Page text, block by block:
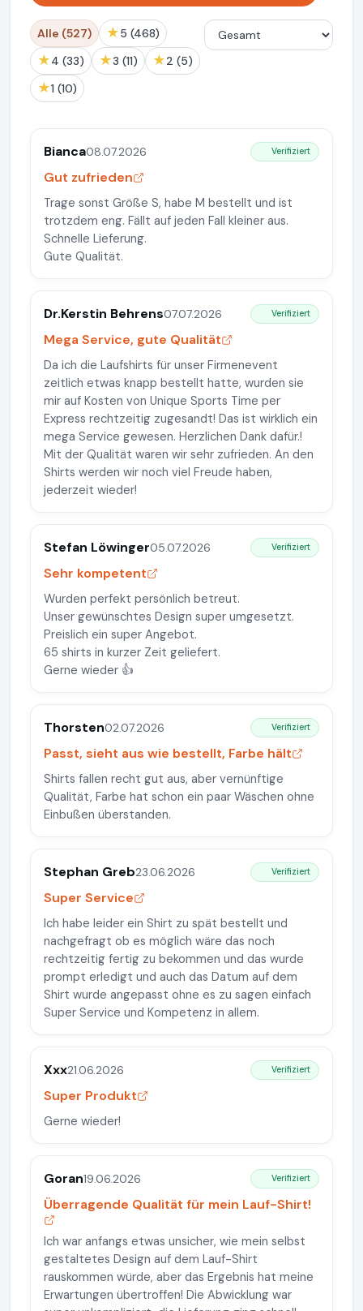
Alle (527) ★ 5 (468)
★ 4 (33) ★ 3 (11) ★ 2 (5)
★ 1 (10)
Bianca08.07.2026 Verifiziert
Gut zufrieden
Trage sonst Größe S, habe M bestellt und ist
trotzdem eng. Fällt auf jeden Fall kleiner aus.
Schnelle Lieferung.
Gute Qualität.
Dr.Kerstin Behrens07.07.2026 Verifiziert
Mega Service, gute Qualität
Da ich die Laufshirts für unser Firmenevent
zeitlich etwas knapp bestellt hatte, wurden sie
mir auf Kosten von Unique Sports Time per
Express rechtzeitig zugesandt! Das ist wirklich ein
mega Service gewesen. Herzlichen Dank dafür.!
Mit der Qualität waren wir sehr zufrieden. An den
Shirts werden wir noch viel Freude haben,
jederzeit wieder!
Stefan Löwinger05.07.2026 Verifiziert
Sehr kompetent
Wurden perfekt persönlich betreut.
Unser gewünschtes Design super umgesetzt.
Preislich ein super Angebot.
65 shirts in kurzer Zeit geliefert.
Gerne wieder 👍
Thorsten02.07.2026 Verifiziert
Passt, sieht aus wie bestellt, Farbe hält
Shirts fallen recht gut aus, aber vernünftige
Qualität, Farbe hat schon ein paar Wäschen ohne
Einbußen überstanden.
Stephan Greb23.06.2026 Verifiziert
Super Service
Ich habe leider ein Shirt zu spät bestellt und
nachgefragt ob es möglich wäre das noch
rechtzeitig fertig zu bekommen und das wurde
prompt erledigt und auch das Datum auf dem
Shirt wurde angepasst ohne es zu sagen einfach
Super Service und Kompetenz in allem.
Xxx21.06.2026 Verifiziert
Super Produkt
Gerne wieder!
Goran19.06.2026 Verifiziert
Überragende Qualität für mein Lauf-Shirt!
Ich war anfangs etwas unsicher, wie mein selbst
gestaltetes Design auf dem Lauf-Shirt
rauskommen würde, aber das Ergebnis hat meine
Erwartungen übertroffen! Die Abwicklung war